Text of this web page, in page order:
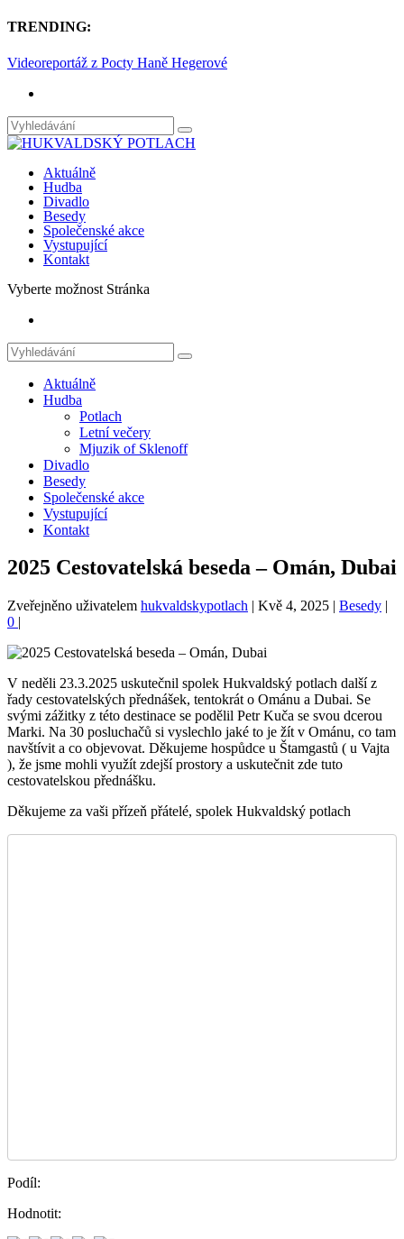
TRENDING:
Videoreportáž z Pocty Haně Hegerové
Aktuálně
Hudba
Divadlo
Besedy
Společenské akce
Vystupující
Kontakt
Vyberte možnost Stránka
Aktuálně
Hudba
Potlach
Letní večery
Mjuzik of Sklenoff
Divadlo
Besedy
Společenské akce
Vystupující
Kontakt
2025 Cestovatelská beseda – Omán, Dubai
Zveřejněno uživatelem hukvaldskypotlach | Kvě 4, 2025 | Besedy |
0 |
V neděli 23.3.2025 uskutečnil spolek Hukvaldský potlach další z
řady cestovatelských přednášek, tentokrát o Ománu a Dubai. Se
svými zážitky z této destinace se podělil Petr Kuča se svou dcerou
Marki. Na 30 posluchačů si vyslechlo jaké to je žít v Ománu, co tam
navštívit a co objevovat. Děkujeme hospůdce u Štamgastů ( u Vajta
), že jsme mohli využít zdejší prostory a uskutečnit zde tuto
cestovatelskou přednášku.
Děkujeme za vaši přízeň přátelé, spolek Hukvaldský potlach
Podíl:
Hodnotit: